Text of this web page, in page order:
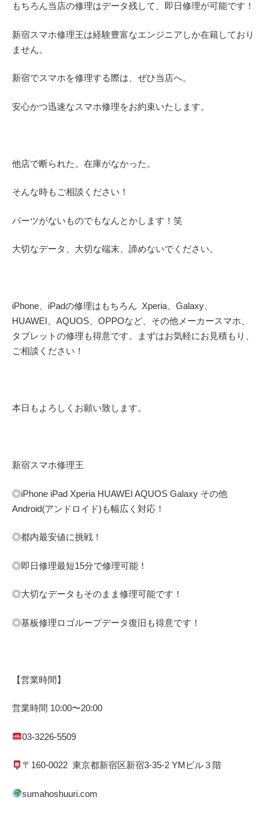
もちろん当店の修理はデータ残して、即日修理が可能です！
新宿スマホ修理王は経験豊富なエンジニアしか在籍しており
ません。
新宿でスマホを修理する際は、ぜひ当店へ。
安心かつ迅速なスマホ修理をお約束いたします。
他店で断られた。在庫がなかった。
そんな時もご相談ください！
パーツがないものでもなんとかします！笑
大切なデータ、大切な端末、諦めないでください。
iPhone、iPadの修理はもちろん Xperia、Galaxy、
HUAWEI、AQUOS、OPPOなど、その他メーカースマホ、
タブレットの修理も得意です。まずはお気軽にお見積もり、
ご相談ください！
本日もよろしくお願い致します。
新宿スマホ修理王
◎iPhone iPad Xperia HUAWEI AQUOS Galaxy その他
Android(アンドロイド) も幅広く対応！
◎都内最安値に挑戦！
◎即日修理最短15分で修理可能！
◎大切なデータもそのまま修理可能です！
◎基板修理ロゴループデータ復旧も得意です！
【営業時間】
営業時間 10:00〜20:00
03-3226-5509
〒 160-0022 東京都新宿区新宿3-35-2 YMビル３階
sumahoshuuri.com